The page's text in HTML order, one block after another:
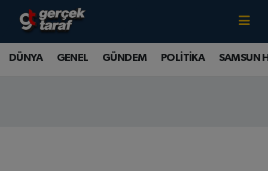
DÜNYA GENEL GÜNDEM POLİTİKA SAMSUN
Canlı TV İzle
DÜNYA
Samsun Nöbetçi Eczaneler